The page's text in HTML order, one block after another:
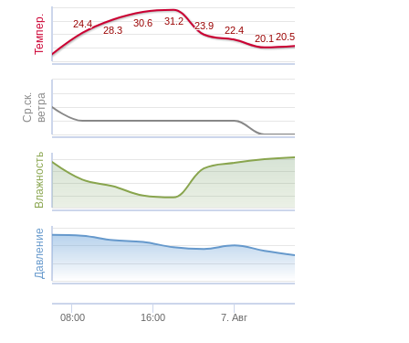
Темпер.
Ср.ск.ветра
Влажность
Давление
24.4
24.4
28.3
28.3
30.6
30.6 31.2
31.2 23.9
23.9 22.4
22.4
20.1
20.1 20.5
20.5
08:00 16:00 7. Авг